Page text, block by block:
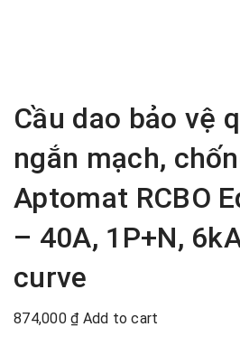
Cầu dao bảo vệ
ngắn mạch,
Aptomat RCBO
– 40A, 1P+N,
curve
874,000 ₫ Add to cart